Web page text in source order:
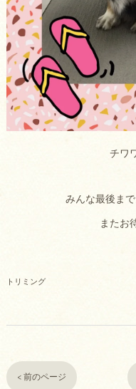
チワ
みんな最後ま
またお
トリミング
< 前のページ